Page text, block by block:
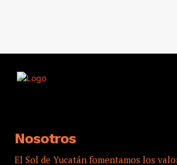
Nosotros
El Sol de Yucatán fomentamos los